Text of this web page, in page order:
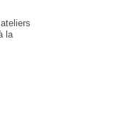
la